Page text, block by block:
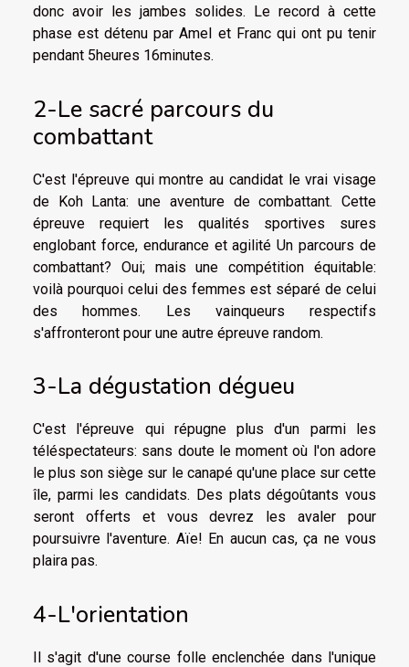
donc avoir les jambes solides. Le record à cette
phase est détenu par Amel et Franc qui ont pu tenir
pendant 5heures 16minutes.
2-Le sacré parcours du
combattant
C'est l'épreuve qui montre au candidat le vrai visage
de Koh Lanta: une aventure de combattant. Cette
épreuve requiert les qualités sportives sures
englobant force, endurance et agilité Un parcours de
combattant? Oui; mais une compétition équitable:
voilà pourquoi celui des femmes est séparé de celui
des hommes. Les vainqueurs respectifs
s'affronteront pour une autre épreuve random.
3-La dégustation dégueu
C'est l'épreuve qui répugne plus d'un parmi les
téléspectateurs: sans doute le moment où l'on adore
le plus son siège sur le canapé qu'une place sur cette
île, parmi les candidats. Des plats dégoûtants vous
seront offerts et vous devrez les avaler pour
poursuivre l'aventure. Aïe! En aucun cas, ça ne vous
plaira pas.
4-L'orientation
Il s'agit d'une course folle enclenchée dans l'unique